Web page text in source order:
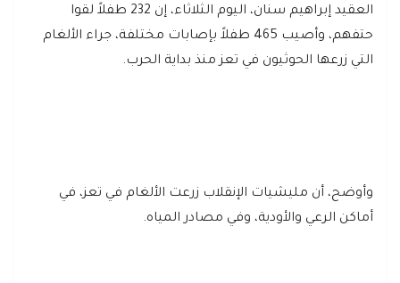
العقيد إبراهيم سنان، اليوم الثلاثاء، إن 232 طفلاً لقوا
حتفهم، وأصيب 465 طفلاً بإصابات مختلفة، جراء الألغام
التي زرعها الحوثيون في تعز منذ بداية الحرب.
وأوضح، أن مليشيات الإنقلاب زرعت الألغام في تعز، في
أماكن الرعي والأودية، وفي مصادر المياه.